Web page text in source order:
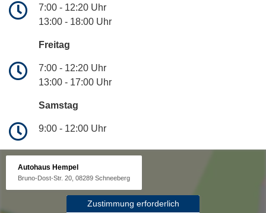
7:00 - 12:20 Uhr
13:00 - 18:00 Uhr
Freitag
7:00 - 12:20 Uhr
13:00 - 17:00 Uhr
Samstag
9:00 - 12:00 Uhr
Autohaus Hempel
Bruno-Dost-Str. 20, 08289 Schneeberg
Zustimmung erforderlich